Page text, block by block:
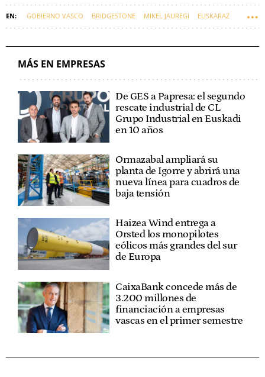
GOBIERNO VASCO BRIDGESTONE MIKEL JAUREGI EUSKARAZ
MÁS EN EMPRESAS
De GES a Papresa: el segundo
rescate industrial de CL
Grupo Industrial en Euskadi
en 10 años
Ormazabal ampliará su
planta de Igorre y abrirá una
nueva línea para cuadros de
baja tensión
Haizea Wind entrega a
Orsted los monopilotes
eólicos más grandes del sur
de Europa
CaixaBank concede más de
3.200 millones de
financiación a empresas
vascas en el primer semestre